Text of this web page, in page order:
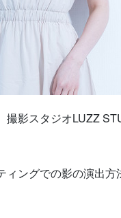
影スタジオLUZZ
ングでの影の演出方